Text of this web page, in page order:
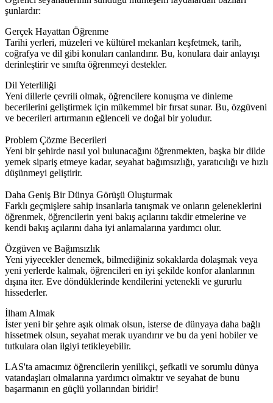
şunlardır:
Gerçek Hayattan Öğrenme
Tarihi yerleri, müzeleri ve kültürel mekanları keşfetmek, tarih,
coğrafya ve dil gibi konuları canlandırır. Bu, konulara dair anlayışı
derinleştirir ve sınıfta öğrenmeyi destekler.
Dil Yeterliliği
Yeni dillerle çevrili olmak, öğrencilere konuşma ve dinleme
becerilerini geliştirmek için mükemmel bir fırsat sunar. Bu, özgüveni
ve becerileri artırmanın eğlenceli ve doğal bir yoludur.
Problem Çözme Becerileri
Yeni bir şehirde nasıl yol bulunacağını öğrenmekten, başka bir dilde
yemek sipariş etmeye kadar, seyahat bağımsızlığı, yaratıcılığı ve hızlı
düşünmeyi geliştirir.
Daha Geniş Bir Dünya Görüşü Oluşturmak
Farklı geçmişlere sahip insanlarla tanışmak ve onların geleneklerini
öğrenmek, öğrencilerin yeni bakış açılarını takdir etmelerine ve
kendi bakış açılarını daha iyi anlamalarına yardımcı olur.
Özgüven ve Bağımsızlık
Yeni yiyecekler denemek, bilmediğiniz sokaklarda dolaşmak veya
yeni yerlerde kalmak, öğrencileri en iyi şekilde konfor alanlarının
dışına iter. Eve döndüklerinde kendilerini yetenekli ve gururlu
hissederler.
İlham Almak
İster yeni bir şehre aşık olmak olsun, isterse de dünyaya daha bağlı
hissetmek olsun, seyahat merak uyandırır ve bu da yeni hobiler ve
tutkulara olan ilgiyi tetikleyebilir.
LAS'ta amacımız öğrencilerin yenilikçi, şefkatli ve sorumlu dünya
vatandaşları olmalarına yardımcı olmaktır ve seyahat de bunu
başarmanın en güçlü yollarından biridir!